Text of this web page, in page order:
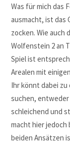
Was für mich das
ausmacht, ist das
zocken. Wie
Wolfenstein 2 an
Spiel ist
Arealen mit
Ihr könnt dabei zu
suchen, entweder
schleichend und
macht hier jedoch
beiden Ansätzen